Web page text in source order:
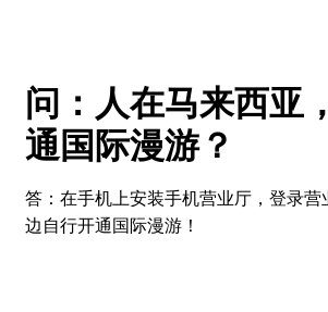
问：人在马来西亚
通国际漫游？
答：在手机上安装手机营业厅，登录营
边自行开通国际漫游！